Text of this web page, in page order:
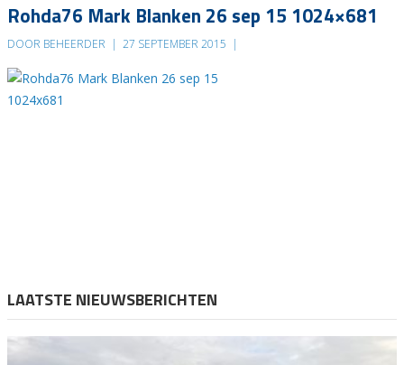
Rohda76 Mark Blanken 26 sep 15 1024×681
DOOR BEHEERDER | 27 SEPTEMBER 2015 |
LAATSTE NIEUWSBERICHTEN